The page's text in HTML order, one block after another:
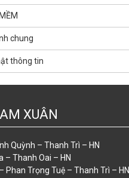
chung
thông tin
XUÂN
Quỳnh – Thanh Trì – HN
– Thanh Oai – HN
Phan Trọng Tuệ – Thanh Trì – HN